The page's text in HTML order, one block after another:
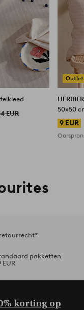
EUR
Outlet
50x50
9 EUR
pakketten
EUR
korting op